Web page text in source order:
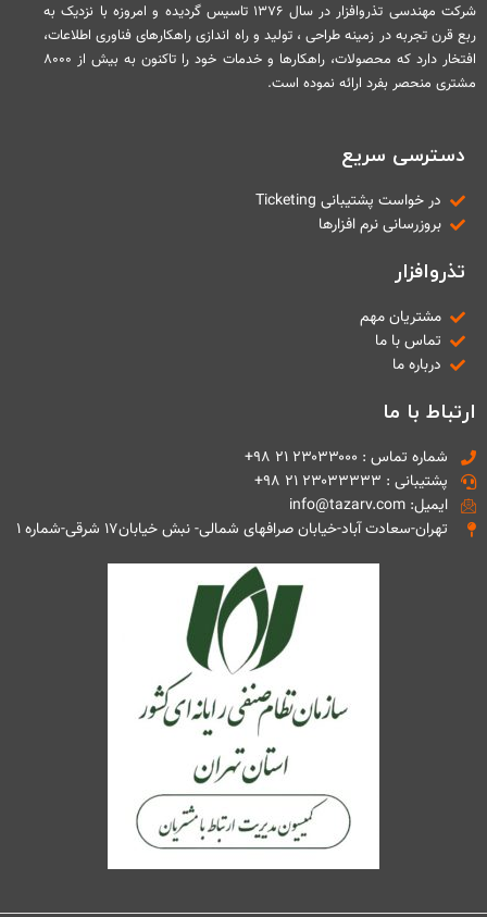
شرکت مهندسی تذروافزار در سال ۱۳۷۶ تاسیس گردیده و امروزه با نزدیک به
ربع قرن تجربه در زمینه طراحی ، تولید و راه اندازی راهکارهای فناوری اطلاعات،
افتخار دارد که محصولات، راهکارها و خدمات خود را تاکنون به بیش از ۸۰۰۰
مشتری منحصر بفرد ارائه نموده است.
دسترسی سریع
در خواست پشتیبانی Ticketing
بروزرسانی نرم افزارها
تذروافزار
مشتریان مهم
تماس با ما
درباره ما
ارتباط با ما
شماره تماس : ۲۳۰۳۳۰۰۰ ۲۱ ۹۸+
پشتیبانی : ۲۳۰۳۳۳۳۳ ۲۱ ۹۸+
ایمیل: info@tazarv.com
تهران-سعادت آباد-خیابان صرافهای شمالی- نبش خیابان۱۷ شرقی-شماره ۱